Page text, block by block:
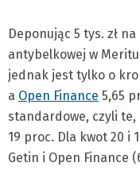
Deponując 5 tys. zł
antybelkowej w
jednak jest tylko o
a Open Finance 5,65
standardowe, czyli
19 proc. Dla kwot 20 i
Getin i Open Finance